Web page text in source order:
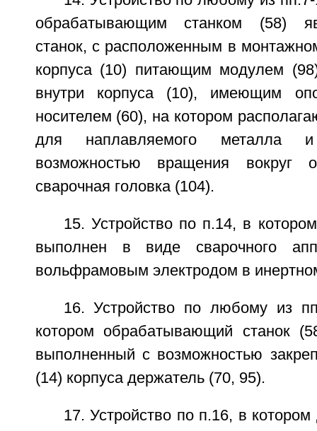
обрабатывающим станком (58)
станок, с расположенным в
корпуса (10) питающим модулем
внутри корпуса (10), имеющим
носителем (60), на котором
для наплавляемого металла
возможностью вращения вокруг
сварочная головка (104).
15. Устройство по п.14, в
выполнен в виде сварочного
вольфрамовым электродом в
16. Устройство по любому из
котором обрабатывающий станок
выполненный с возможностью
(14) корпуса держатель (70, 95).
17. Устройство по п.16, в